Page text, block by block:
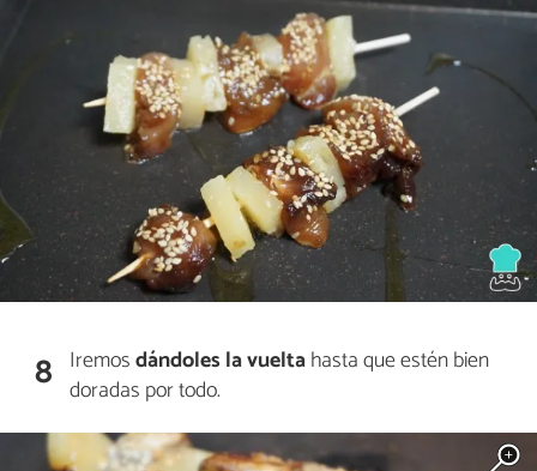
8 Iremosdándoles la vueltahasta que estén bien
doradas por todo.